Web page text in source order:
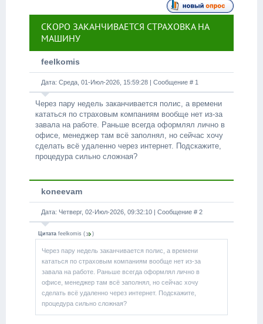
СКОРО ЗАКАНЧИВАЕТСЯ СТРАХОВКА НА
МАШИНУ
feelkomis
Дата: Среда, 01-Июл-2026, 15:59:28 | Сообщение # 1
Через пару недель заканчивается полис, а времени
кататься по страховым компаниям вообще нет из-за
завала на работе. Раньше всегда оформлял лично в
офисе, менеджер там всё заполнял, но сейчас хочу
сделать всё удаленно через интернет. Подскажите,
процедура сильно сложная?
koneevam
Дата: Четверг, 02-Июл-2026, 09:32:10 | Сообщение # 2
Цитата feelkomis ( )
Через пару недель заканчивается полис, а времени
кататься по страховым компаниям вообще нет из-за
завала на работе. Раньше всегда оформлял лично в
офисе, менеджер там всё заполнял, но сейчас хочу
сделать всё удаленно через интернет. Подскажите,
процедура сильно сложная?